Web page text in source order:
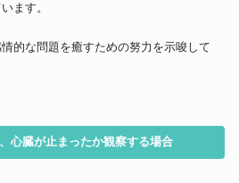
ます。
的な問題を癒すための努力を示唆して
心臓が止まったか観察する場合